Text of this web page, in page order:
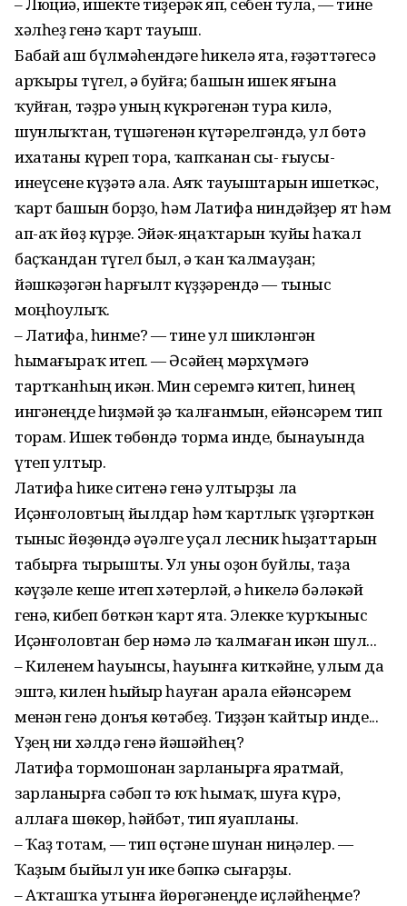
хәлһеҙ генә ҡарт тауыш.
Бабай аш бүлмәһендәге һикелә ята, ғәҙәттәгесә
арҡыры түгел, ә буйға; башын ишек яғына
ҡуйған, тәҙрә уның күкрәгенән тура килә,
шунлыҡтан, түшәгенән күтәрелгәндә, ул бөтә
ихатаны күреп тора, ҡапҡанан сы- ғыусы-
инеүсене күҙәтә ала. Аяҡ тауыштарын ишеткәс,
ҡарт башын борҙо, һәм Латифа ниндәйҙер ят һәм
ап-аҡ йөҙ күрҙе. Эйәк-яңаҡтарын ҡуйы һаҡал
баҫҡандан түгел был, ә ҡан ҡалмауҙан;
йәшкәҙәгән һарғылт күҙҙәрендә — тыныс
моңһоулыҡ.
– Латифа, һинме? — тине ул шикләнгән
һымағыраҡ итеп. — Әсәйең мәрхүмәгә
тартҡанһың икән. Мин серемгә китеп, һинең
ингәнеңде һиҙмәй ҙә ҡалғанмын, ейәнсәрем тип
торам. Ишек төбөндә торма инде, бынауында
үтеп ултыр.
Латифа һике ситенә генә ултырҙы ла
Иҫәнғоловтың йылдар һәм ҡартлыҡ үҙгәрткән
тыныс йөҙөндә әүәлге уҫал лесник һыҙаттарын
табырға тырышты. Ул уны оҙон буйлы, таҙа
кәүҙәле кеше итеп хәтерләй, ә һикелә бәләкәй
генә, кибеп бөткән ҡарт ята. Элекке ҡурҡыныс
Иҫәнғоловтан бер нәмә лә ҡалмаған икән шул...
– Киленем һауынсы, һауынға киткәйне, улым да
эштә, килен һыйыр һауған арала ейәнсәрем
менән генә донъя көтәбеҙ. Тиҙҙән ҡайтыр инде...
Үҙең ни хәлдә генә йәшәйһең?
Латифа тормошонан зарланырға яратмай,
зарланырға сәбәп тә юҡ һымаҡ, шуға күрә,
аллаға шөкөр, һәйбәт, тип яуапланы.
– Ҡаҙ тотам, — тип өҫтәне шунан ниңәлер. —
Ҡаҙым быйыл ун ике бәпкә сығарҙы.
– Аҡташҡа утынға йөрөгәнеңде иҫләйһеңме?